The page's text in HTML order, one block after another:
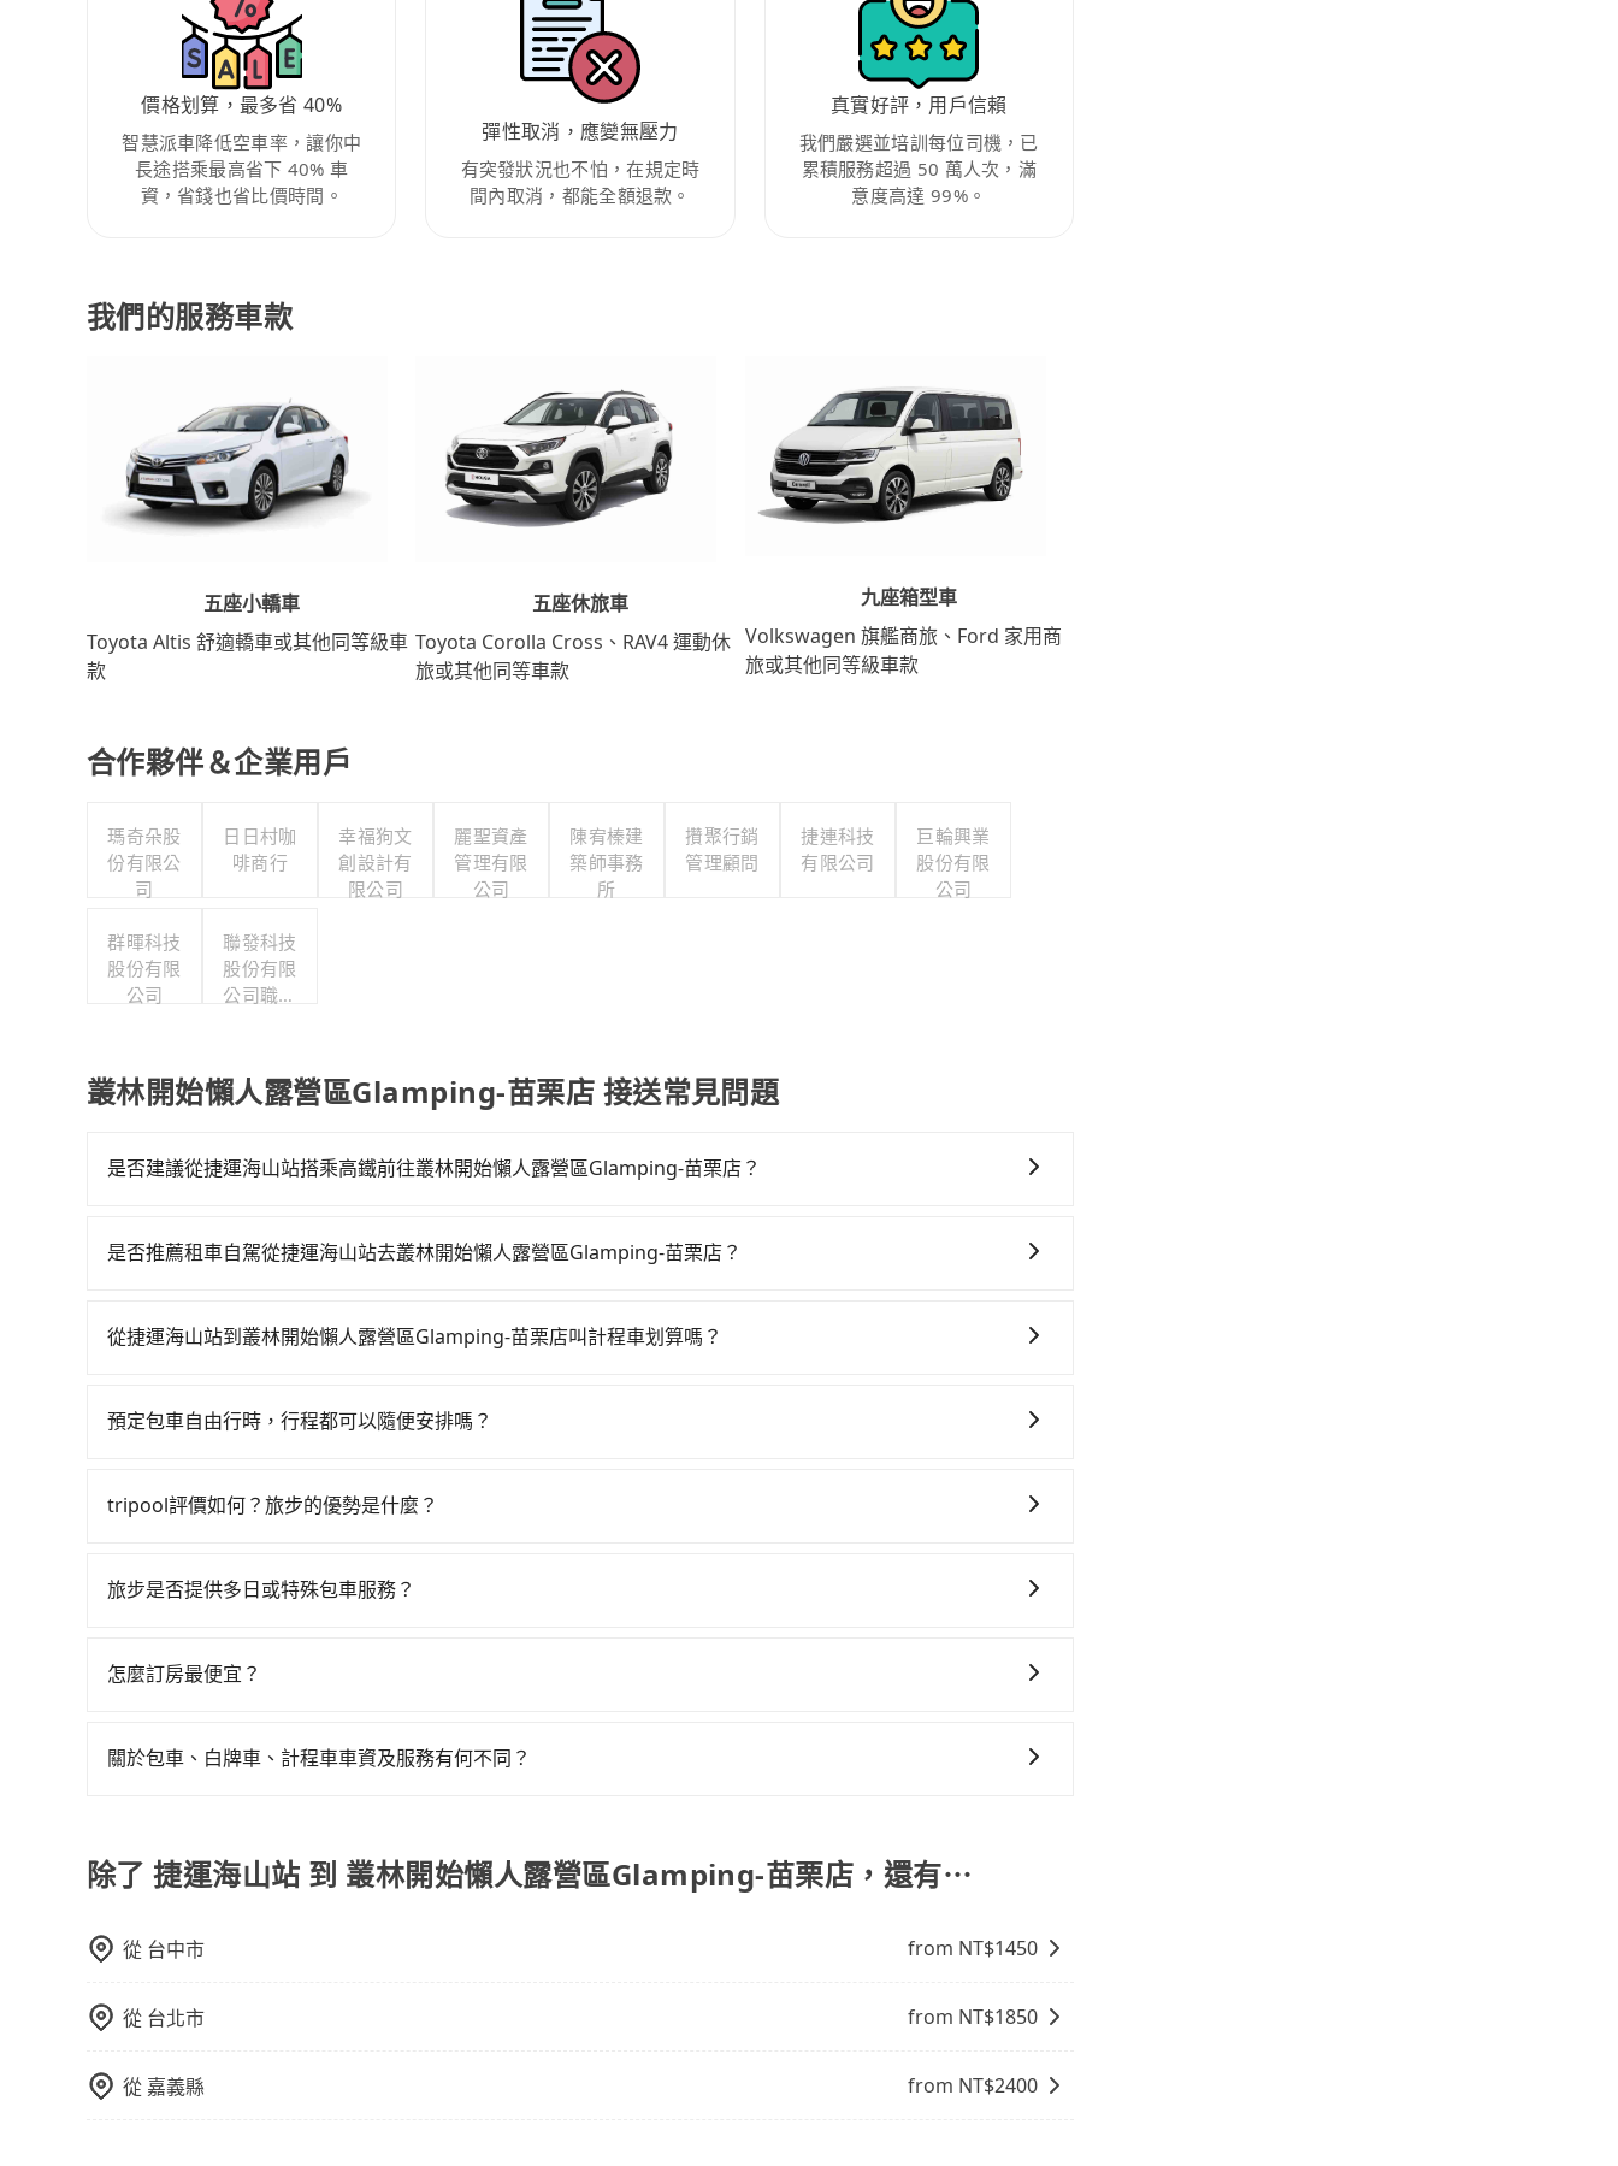
價格划算，最多省 40%
智慧派車降低空車率，讓你中
長途搭乘最高省下 40% 車
資，省錢也省比價時間。
彈性取消，應變無壓力
有突發狀況也不怕，在規定時
間內取消，都能全額退款。
真實好評，用戶信賴
我們嚴選並培訓每位司機，已
累積服務超過 50 萬人次，滿
意度高達 99%。
我們的服務車款
五座小轎車
Toyota Altis 舒適轎車或其他同等級車
款
五座休旅車
Toyota Corolla Cross、RAV4 運動休
旅或其他同等車款
九座箱型車
Volkswagen 旗艦商旅、Ford 家用商
旅或其他同等級車款
合作夥伴＆企業用戶
瑪奇朵股
份有限公
司
日日村咖
啡商行
幸福狗文
創設計有
限公司
麗聖資產
管理有限
公司
陳宥榛建
築師事務
所
攢聚行銷
管理顧問
捷連科技
有限公司
巨輪興業
股份有限
公司
群暉科技
股份有限
公司
聯發科技
股份有限
公司職工
叢林開始懶人露營區Glamping-苗栗店 接送常見問題
是否建議從捷運海山站搭乘高鐵前往叢林開始懶人露營區Glamping-苗栗店？
06:34一直到23:08，板橋-苗栗一天最多有30班次高鐵可搭乘。假設從捷運海山站 (新北市土城區) 前往最靠近的
出站、等待車站前排班的計程車，搭上小黃後約花12分鐘、車費400元後，抵達叢林開始懶人露營區Glamping-
鐵而不預約包車，不僅每人至少額外負擔80元車資，而且更會額外浪費31分鐘在轉乘與等車上，現在還不馬上來
是否推薦租車自駕從捷運海山站去叢林開始懶人露營區Glamping-苗栗店？
天就要來回，那在新北路邊可隨租隨借的iRent應該是你最便宜選擇。註冊完iRent的app後，可以每小時
的每小時40元路邊停車費用預估進去，但額外的汽車保險與可能的罰單都需自付。再者，和運的iRent只提供最
者撞凹的車門仍未被修理，每一次租車都好像在開樂透一樣。另外，偶爾也會遇到明明已經預約了時間但上一位
車地點仍有段距離，在遇到下雨天或者載行李時，就顯得非常不便。
從捷運海山站到叢林開始懶人露營區Glamping-苗栗店叫計程車划算嗎？
到車，也可考慮打電話至捷運海山站附近的計程車隊，如延吉計程車、新北市大板城計程車、亞德交通等叫車看
倍。綜合以上，無論在價格或服務品質上，tripool都是你從捷運海山站到叢林開始懶人露營區Glamping-苗栗
預定包車自由行時，行程都可以隨便安排嗎？
的需求安排的。
tripool評價如何？旅步的優勢是什麼？
外，tripool司機專業的駕駛和親切服務態度也獲得了許多好評，價格透明無隱藏費用、相比其他業者提供的用車
旅步是否提供多日或特殊包車服務？
怎麼訂房最便宜？
區、價位、人數、特殊需求來搜尋適合的旅店與房型，更重要的是通常價格是官網的6~8折，如果又有加入會員
的飯店，有可能再多平台同時上架而發生超賣的現象，便有可能到了現場卻沒房可住的窘境，所以在預定時要不
選擇評分高、評論多的飯店，不然就是還要再人工電話與飯店確認。預訂民宿方面，如不怕麻煩，有些時候直接
這些瑣碎的事，台灣本土的AsiaYo或者國際Airbnb都值得推薦。
關於包車、白牌車、計程車車資及服務有何不同？
計算延遲費用，最終價格通常要下車時才知。價格比包車貴。 白牌車：通常價格較包車便宜，但司機素質、品質
不一，如行程有問題，事後無法提供客服申訴處理。
除了 捷運海山站 到 叢林開始懶人露營區Glamping-苗栗店，還有⋯
從 台中市 from NT$1450
從 台北市 from NT$1850
從 嘉義縣 from NT$2400